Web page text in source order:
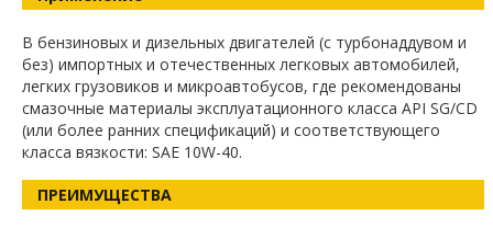
В бензиновых и дизельных двигателей (с турбонаддувом и
без) импортных и отечественных легковых автомобилей,
легких грузовиков и микроавтобусов, где рекомендованы
смазочные материалы эксплуатационного класса API SG/CD
(или более ранних спецификаций) и соответствующего
класса вязкости: SAE 10W-40.
ПРЕИМУЩЕСТВА